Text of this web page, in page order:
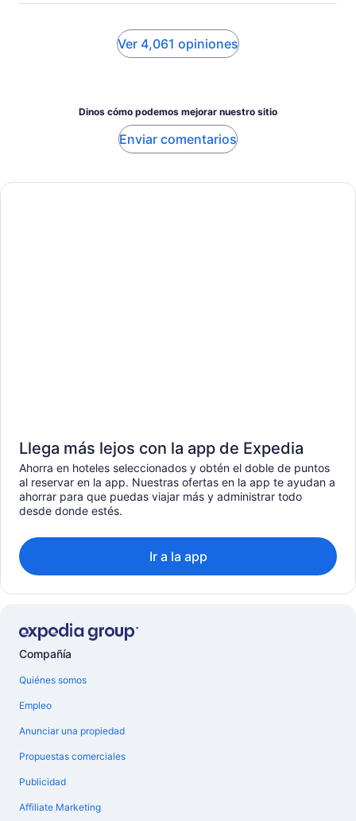
Ver 4,061 opiniones
Dinos cómo podemos mejorar nuestro sitio
Enviar comentarios
Llega más lejos con la app de Expedia
Ahorra en hoteles seleccionados y obtén el doble de puntos
al reservar en la app. Nuestras ofertas en la app te ayudan a
ahorrar para que puedas viajar más y administrar todo
desde donde estés.
Ir a la app
Compañía
Quiénes somos
Empleo
Anunciar una propiedad
Propuestas comerciales
Publicidad
Affiliate Marketing